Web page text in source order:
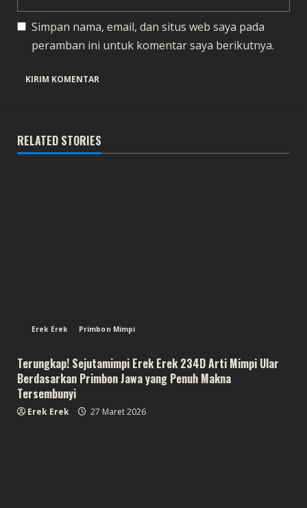
Simpan nama, email, dan situs web saya pada
peramban ini untuk komentar saya berikutnya.
RELATED STORIES
Erek Erek Primbon Mimpi
Terungkap! Sejutamimpi Erek Erek 234D Arti Mimpi Ular
Berdasarkan Primbon Jawa yang Penuh Makna
Tersembunyi
Erek Erek 27 Maret 2026